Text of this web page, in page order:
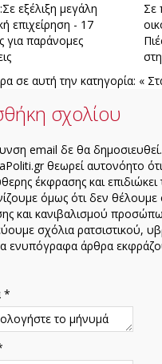
εξέλιξη μεγάλη
επιχείρηση - 17
για παράνομες
Σε
σε αυτή την κατηγορία: «
σχολίου
email δε θα δημοσιευθεί.
θεωρεί αυτονόητο
έκφρασης και
όμως ότι δεν
και κανιβαλισμού
σχόλια ρατσιστικού,
ενυπόγραφα άρθρα
*